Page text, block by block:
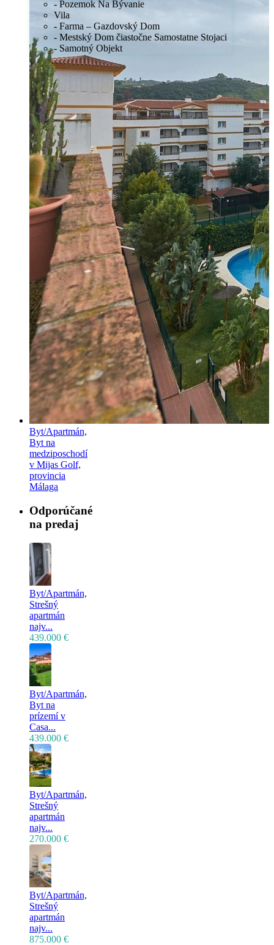
- Pozemok Na Bývanie
Vila
- Farma – Gazdovský Dom
- Mestský Dom čiastočne Samostatne Stojaci
- Samotný Objekt
Byt/Apartmán,
Byt na
medziposchodí
v Mijas Golf,
provincia
Málaga
Odporúčané
na predaj
Byt/Apartmán,
Strešný
apartmán
najv...
439.000 €
Byt/Apartmán,
Byt na
prízemí v
Casa...
439.000 €
Byt/Apartmán,
Strešný
apartmán
najv...
270.000 €
Byt/Apartmán,
Strešný
apartmán
najv...
875.000 €